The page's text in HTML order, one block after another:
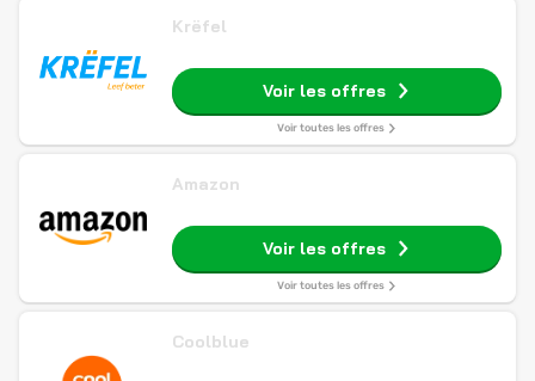
Krëfel
Voir les offres
Voir toutes les offres
Amazon
Voir les offres
Voir toutes les offres
Coolblue